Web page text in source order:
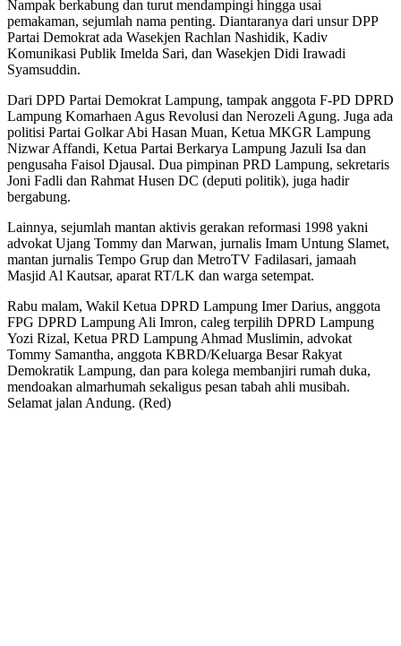
Nampak berkabung dan turut mendampingi hingga usai
pemakaman, sejumlah nama penting. Diantaranya dari unsur DPP
Partai Demokrat ada Wasekjen Rachlan Nashidik, Kadiv
Komunikasi Publik Imelda Sari, dan Wasekjen Didi Irawadi
Syamsuddin.
Dari DPD Partai Demokrat Lampung, tampak anggota F-PD DPRD
Lampung Komarhaen Agus Revolusi dan Nerozeli Agung. Juga ada
politisi Partai Golkar Abi Hasan Muan, Ketua MKGR Lampung
Nizwar Affandi, Ketua Partai Berkarya Lampung Jazuli Isa dan
pengusaha Faisol Djausal. Dua pimpinan PRD Lampung, sekretaris
Joni Fadli dan Rahmat Husen DC (deputi politik), juga hadir
bergabung.
Lainnya, sejumlah mantan aktivis gerakan reformasi 1998 yakni
advokat Ujang Tommy dan Marwan, jurnalis Imam Untung Slamet,
mantan jurnalis Tempo Grup dan MetroTV Fadilasari, jamaah
Masjid Al Kautsar, aparat RT/LK dan warga setempat.
Rabu malam, Wakil Ketua DPRD Lampung Imer Darius, anggota
FPG DPRD Lampung Ali Imron, caleg terpilih DPRD Lampung
Yozi Rizal, Ketua PRD Lampung Ahmad Muslimin, advokat
Tommy Samantha, anggota KBRD/Keluarga Besar Rakyat
Demokratik Lampung, dan para kolega membanjiri rumah duka,
mendoakan almarhumah sekaligus pesan tabah ahli musibah.
Selamat jalan Andung. (Red)